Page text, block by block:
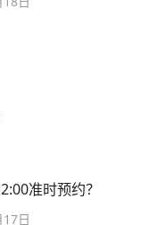
准时预约？
日